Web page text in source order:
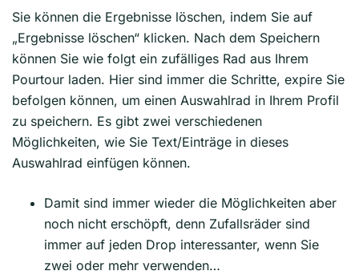
Sie können die Ergebnisse löschen, indem Sie auf
„Ergebnisse löschen“ klicken. Nach dem Speichern
können Sie wie folgt ein zufälliges Rad aus Ihrem
Pourtour laden. Hier sind immer die Schritte, expire Sie
befolgen können, um einen Auswahlrad in Ihrem Profil
zu speichern. Es gibt zwei verschiedenen
Möglichkeiten, wie Sie Text/Einträge in dieses
Auswahlrad einfügen können.
Damit sind immer wieder die Möglichkeiten aber
noch nicht erschöpft, denn Zufallsräder sind
immer auf jeden Drop interessanter, wenn Sie
zwei oder mehr verwenden…